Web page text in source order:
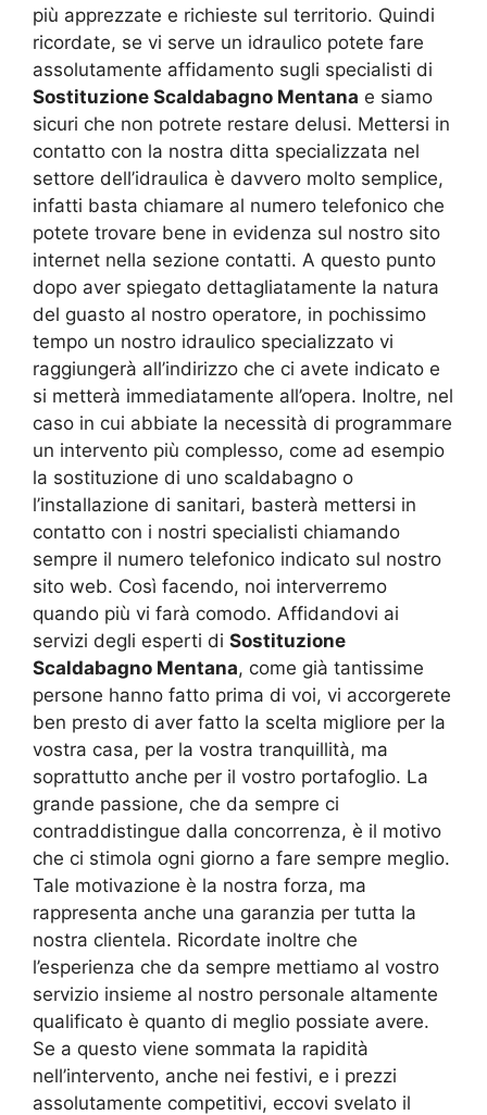
più apprezzate e richieste sul territorio. Quindi
ricordate, se vi serve un idraulico potete fare
assolutamente affidamento sugli specialisti di
Sostituzione Scaldabagno Mentana e siamo
sicuri che non potrete restare delusi. Mettersi in
contatto con la nostra ditta specializzata nel
settore dell’idraulica è davvero molto semplice,
infatti basta chiamare al numero telefonico che
potete trovare bene in evidenza sul nostro sito
internet nella sezione contatti. A questo punto
dopo aver spiegato dettagliatamente la natura
del guasto al nostro operatore, in pochissimo
tempo un nostro idraulico specializzato vi
raggiungerà all’indirizzo che ci avete indicato e
si metterà immediatamente all’opera. Inoltre, nel
caso in cui abbiate la necessità di programmare
un intervento più complesso, come ad esempio
la sostituzione di uno scaldabagno o
l’installazione di sanitari, basterà mettersi in
contatto con i nostri specialisti chiamando
sempre il numero telefonico indicato sul nostro
sito web. Così facendo, noi interverremo
quando più vi farà comodo. Affidandovi ai
servizi degli esperti di Sostituzione
Scaldabagno Mentana, come già tantissime
persone hanno fatto prima di voi, vi accorgerete
ben presto di aver fatto la scelta migliore per la
vostra casa, per la vostra tranquillità, ma
soprattutto anche per il vostro portafoglio. La
grande passione, che da sempre ci
contraddistingue dalla concorrenza, è il motivo
che ci stimola ogni giorno a fare sempre meglio.
Tale motivazione è la nostra forza, ma
rappresenta anche una garanzia per tutta la
nostra clientela. Ricordate inoltre che
l’esperienza che da sempre mettiamo al vostro
servizio insieme al nostro personale altamente
qualificato è quanto di meglio possiate avere.
Se a questo viene sommata la rapidità
nell’intervento, anche nei festivi, e i prezzi
assolutamente competitivi, eccovi svelato il